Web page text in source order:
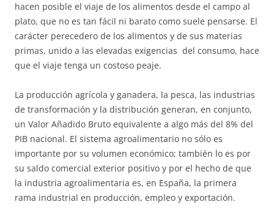
hacen posible el viaje de los alimentos desde el campo al
plato, que no es tan fácil ni barato como suele pensarse. El
carácter perecedero de los alimentos y de sus materias
primas, unido a las elevadas exigencias del consumo, hace
que el viaje tenga un costoso peaje.
La producción agrícola y ganadera, la pesca, las industrias
de transformación y la distribución generan, en conjunto,
un Valor Añadido Bruto equivalente a algo más del 8% del
PIB nacional. El sistema agroalimentario no sólo es
importante por su volumen económico; también lo es por
su saldo comercial exterior positivo y por el hecho de que
la industria agroalimentaria es, en España, la primera
rama industrial en producción, empleo y exportación.